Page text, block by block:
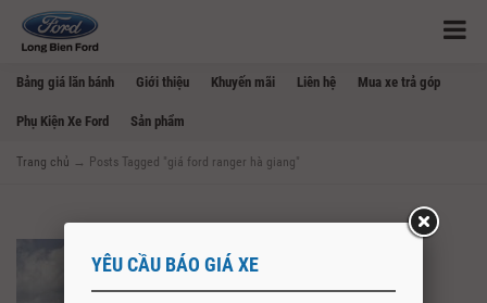
Bảng giá lăn bánh Giới thiệu Khuyến mãi Liên hệ Mua xe trả góp
Phụ Kiện Xe Ford Sản phẩm
Trang chủ → Posts Tagged "giá ford ranger hà giang"
YÊU CẦU BÁO GIÁ XE